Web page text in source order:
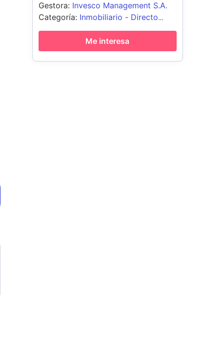
Gestora: Invesco Management S.A.
Categoría: Inmobiliario - Directo
Global
Me interesa